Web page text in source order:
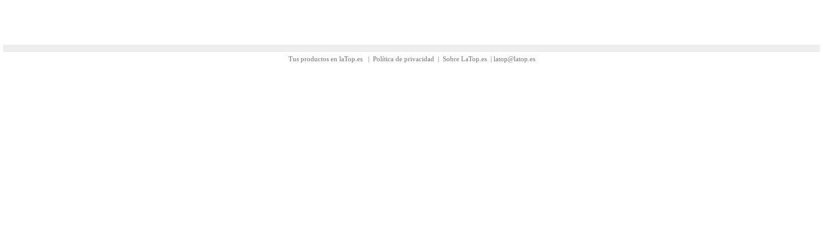
Tus productos en laTop.es | Política de privacidad | Sobre LaTop.es| latop@latop.es